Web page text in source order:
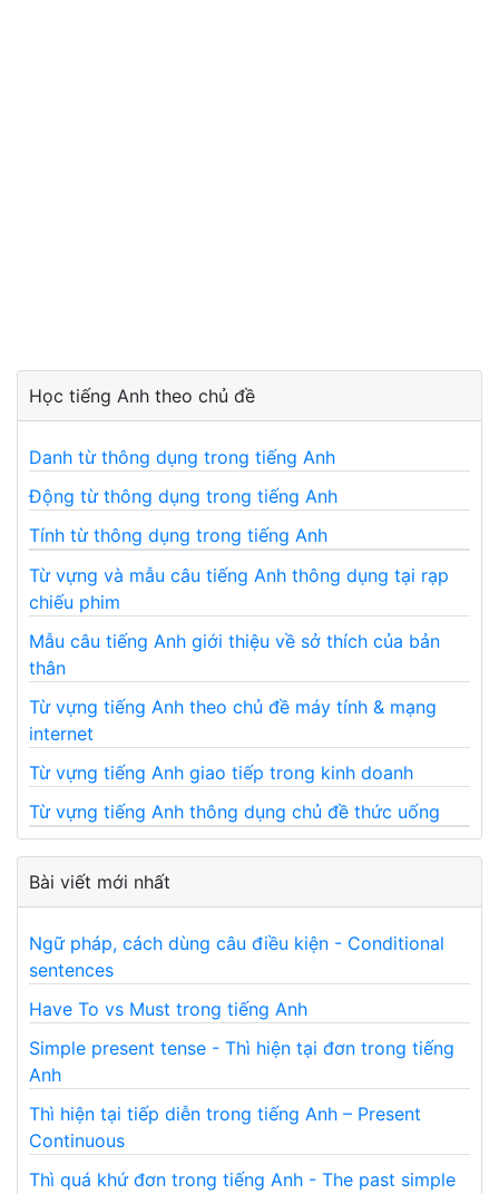
Học tiếng Anh theo chủ đề
Danh từ thông dụng trong tiếng Anh
Động từ thông dụng trong tiếng Anh
Tính từ thông dụng trong tiếng Anh
Từ vựng và mẫu câu tiếng Anh thông dụng tại rạp
chiếu phim
Mẫu câu tiếng Anh giới thiệu về sở thích của bản
thân
Từ vựng tiếng Anh theo chủ đề máy tính & mạng
internet
Từ vựng tiếng Anh giao tiếp trong kinh doanh
Từ vựng tiếng Anh thông dụng chủ đề thức uống
Bài viết mới nhất
Ngữ pháp, cách dùng câu điều kiện - Conditional
sentences
Have To vs Must trong tiếng Anh
Simple present tense - Thì hiện tại đơn trong tiếng
Anh
Thì hiện tại tiếp diễn trong tiếng Anh – Present
Continuous
Thì quá khứ đơn trong tiếng Anh - The past simple